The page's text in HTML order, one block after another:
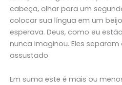
cabeça, olhar para um
colocar sua língua em um
esperava. Deus, como eu
nunca imaginou. Eles
assustado
Em suma este é mais ou